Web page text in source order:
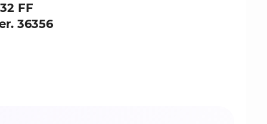
FF
36356